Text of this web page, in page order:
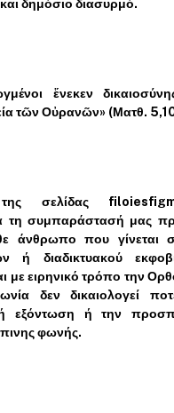
δημόσιο διασυρμό.
ἕνεκεν
τῶν Οὐρανῶν» (Ματθ.
της σελίδας
τη συμπαράστασή μας
άνθρωπο που γίνεται
ή διαδικτυακού
με ειρηνικό τρόπο την
δεν δικαιολογεί
εξόντωση ή την
φωνής.